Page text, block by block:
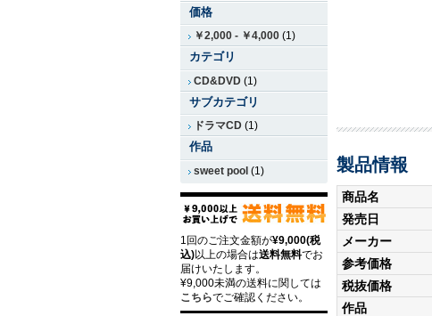
製品情報
商品名
発売日
メーカー
参考価格
税抜価格
作品
価格
￥2,000 - ￥4,000 (1)
カテゴリ
CD&DVD (1)
サブカテゴリ
ドラマCD (1)
作品
sweet pool (1)
1回のご注文金額が¥9,000(税
込)以上の場合は送料無料でお
届けいたします。
¥9,000未満の送料に関しては
こちらでご確認ください。